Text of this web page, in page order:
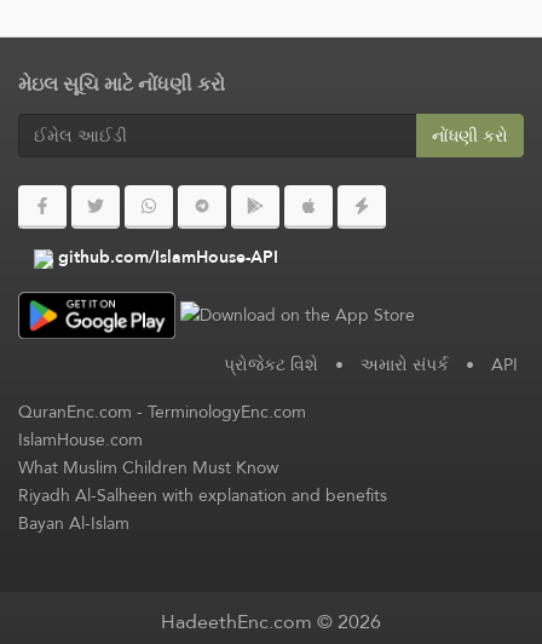
મેઇલ સૂચિ માટે નોંધણી કરો
નોંધણી કરો
github.com/IslamHouse-API
પ્રોજેકટ વિશે • અમારો સંપર્ક • API
QuranEnc.com-TerminologyEnc.com
IslamHouse.com
What Muslim Children Must Know
Riyadh Al-Salheen with explanation and benefits
Bayan Al-Islam
HadeethEnc.com © 2026